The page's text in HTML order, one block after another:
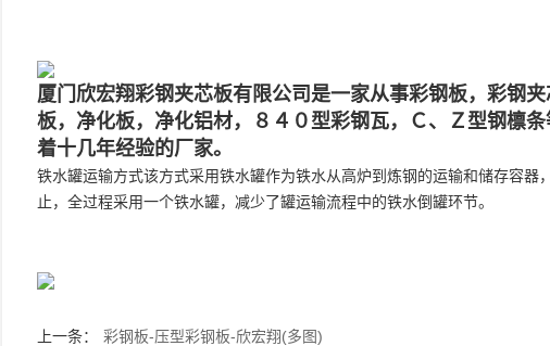
厦门欣宏翔彩钢夹芯板有限公司是一家从事彩钢板，彩钢
板，净化板，净化铝材，８４０型彩钢瓦，Ｃ、Ｚ型钢檩
着十几年经验的厂家。
铁水罐运输方式该方式采用铁水罐作为铁水从高炉到炼钢的运输和储存容器
止，全过程采用一个铁水罐，减少了罐运输流程中的铁水倒罐环节。
上一条：
彩钢板-压型彩钢板-欣宏翔(多图)